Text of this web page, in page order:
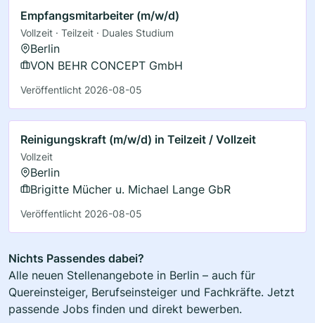
Empfangsmitarbeiter (m/w/d)
Vollzeit · Teilzeit · Duales Studium
Berlin
VON BEHR CONCEPT GmbH
Veröffentlicht 2026-08-05
Reinigungskraft (m/w/d) in Teilzeit / Vollzeit
Vollzeit
Berlin
Brigitte Mücher u. Michael Lange GbR
Veröffentlicht 2026-08-05
Nichts Passendes dabei?
Alle neuen Stellenangebote in Berlin – auch für
Quereinsteiger, Berufseinsteiger und Fachkräfte. Jetzt
passende Jobs finden und direkt bewerben.